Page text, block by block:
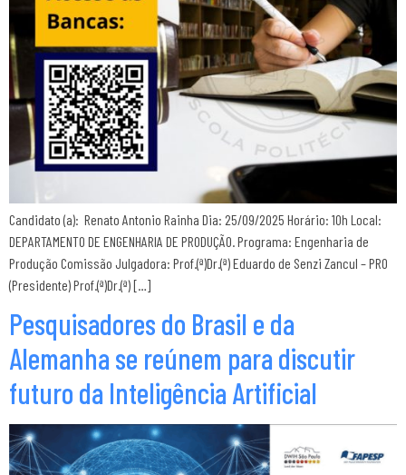
Candidato (a): Renato Antonio Rainha Dia: 25/09/2025 Horário: 10h Local:
DEPARTAMENTO DE ENGENHARIA DE PRODUÇÃO. Programa: Engenharia de
Produção Comissão Julgadora: Prof.(ª)Dr.(ª) Eduardo de Senzi Zancul – PRO
(Presidente) Prof.(ª)Dr.(ª) […]
Pesquisadores do Brasil e da
Alemanha se reúnem para discutir
futuro da Inteligência Artificial